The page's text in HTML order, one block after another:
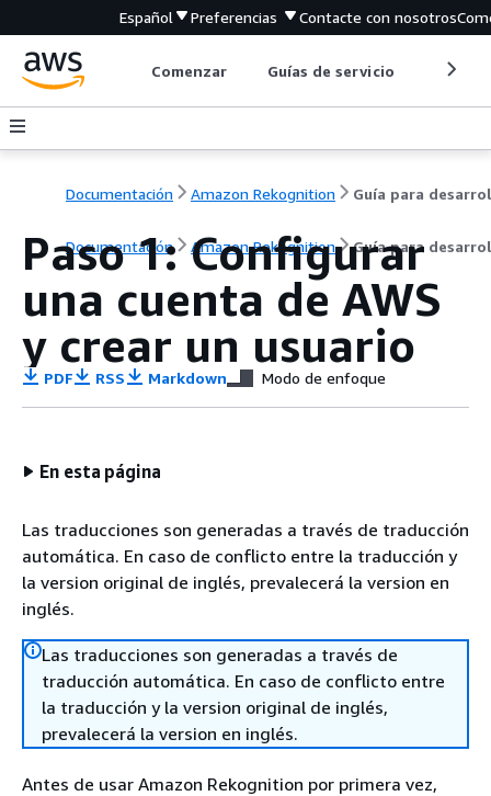
Español Preferencias Contacte con nosotros
Comenzar Guías de servicio
Documentación Amazon Rekognition
Documentación Amazon Rekognition Guía para
Paso 1: Configurar
una cuenta de AWS
y crear un usuario
PDF RSS Markdown Modo de enfoque
En esta página
Las traducciones son generadas a través de traducción
automática. En caso de conflicto entre la traducción y
la version original de inglés, prevalecerá la version en
inglés.
Las traducciones son generadas a través de
traducción automática. En caso de conflicto entre
la traducción y la version original de inglés,
prevalecerá la version en inglés.
Antes de usar Amazon Rekognition por primera vez,